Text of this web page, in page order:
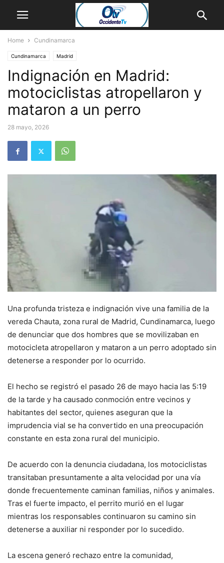
Home Cundinamarca
Cundinamarca Madrid
Indignación en Madrid:
motociclistas atropellaron y
mataron a un perro
28 mayo, 2026
Una profunda tristeza e indignación vive una familia de la
vereda Chauta, zona rural de Madrid, Cundinamarca, luego
de denunciar que dos hombres que se movilizaban en
motocicleta atropellaron y mataron a un perro adoptado sin
detenerse a responder por lo ocurrido.
El hecho se registró el pasado 26 de mayo hacia las 5:19
de la tarde y ha causado conmoción entre vecinos y
habitantes del sector, quienes aseguran que la
imprudencia vial se ha convertido en una preocupación
constante en esta zona rural del municipio.
De acuerdo con la denuncia ciudadana, los motociclistas
transitaban presuntamente a alta velocidad por una vía
donde frecuentemente caminan familias, niños y animales.
Tras el fuerte impacto, el perrito murió en el lugar
mientras los responsables continuaron su camino sin
detenerse a auxiliar ni responder por lo sucedido.
La escena generó rechazo entre la comunidad,